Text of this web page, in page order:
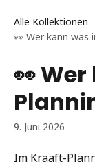
Alle Kollektionen
👀 Wer kann was
👀
9. Juni 2026
Im Kraaft-